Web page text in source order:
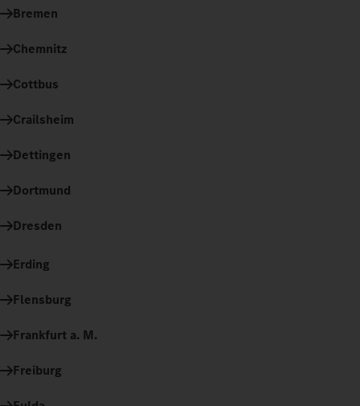
Bremen
Chemnitz
Cottbus
Crailsheim
Dettingen
Dortmund
Dresden
Erding
Flensburg
Frankfurt a. M.
Freiburg